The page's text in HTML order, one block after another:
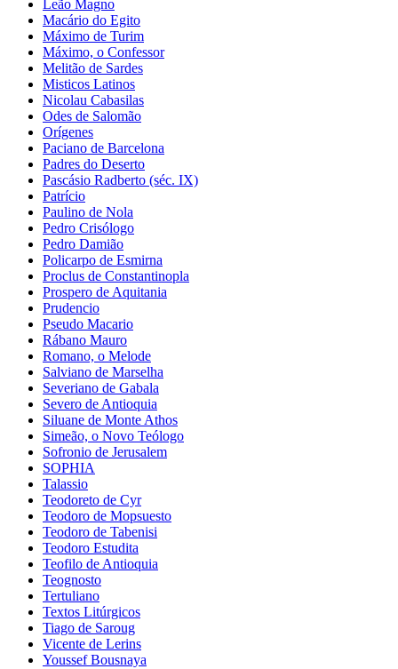
Leão Magno
Macário do Egito
Máximo de Turim
Máximo, o Confessor
Melitão de Sardes
Misticos Latinos
Nicolau Cabasilas
Odes de Salomão
Orígenes
Paciano de Barcelona
Padres do Deserto
Pascásio Radberto (séc. IX)
Patrício
Paulino de Nola
Pedro Crisólogo
Pedro Damião
Policarpo de Esmirna
Proclus de Constantinopla
Prospero de Aquitania
Prudencio
Pseudo Macario
Rábano Mauro
Romano, o Melode
Salviano de Marselha
Severiano de Gabala
Severo de Antioquia
Siluane de Monte Athos
Simeão, o Novo Teólogo
Sofronio de Jerusalem
SOPHIA
Talassio
Teodoreto de Cyr
Teodoro de Mopsuesto
Teodoro de Tabenisi
Teodoro Estudita
Teofilo de Antioquia
Teognosto
Tertuliano
Textos Litúrgicos
Tiago de Saroug
Vicente de Lerins
Youssef Bousnaya